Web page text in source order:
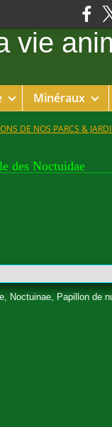
Minéraux
DE NOS PARCS &
des Noctuidae
Noctuinae, Papillon de